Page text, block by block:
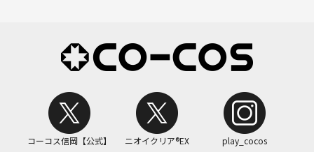
コーコス信岡【公式】 ニオイクリア®EX play_cocos